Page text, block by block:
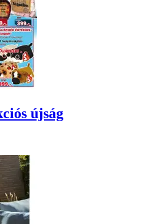
újság